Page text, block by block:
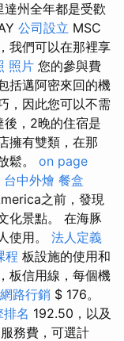
州全年都是受歡
公司設立 MSC
我們可以在那裡享
照片 您的參與費
括邁阿密來回的機
，因此您可以不需
後，2晚的住宿是
擁有雙類，在那
鬆。 on page
台中外燴 餐盒
之前，發現
化景點。 在海豚
使用。 法人定義
程 板設施的使用和
板信用線，每個機
網路行銷 $ 176。
名 192.50，以及
務費，可選計